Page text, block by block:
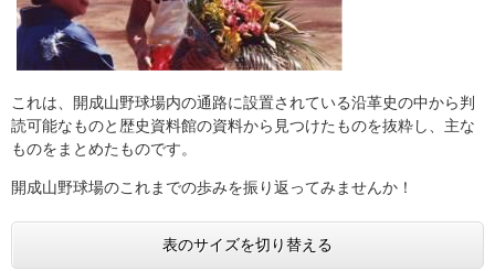
これは、開成山野球場内の通路に設置されている沿革史の中から判
読可能なものと歴史資料館の資料から見つけたものを抜粋し、主な
ものをまとめたものです。
開成山野球場のこれまでの歩みを振り返ってみませんか！
表のサイズを切り替える